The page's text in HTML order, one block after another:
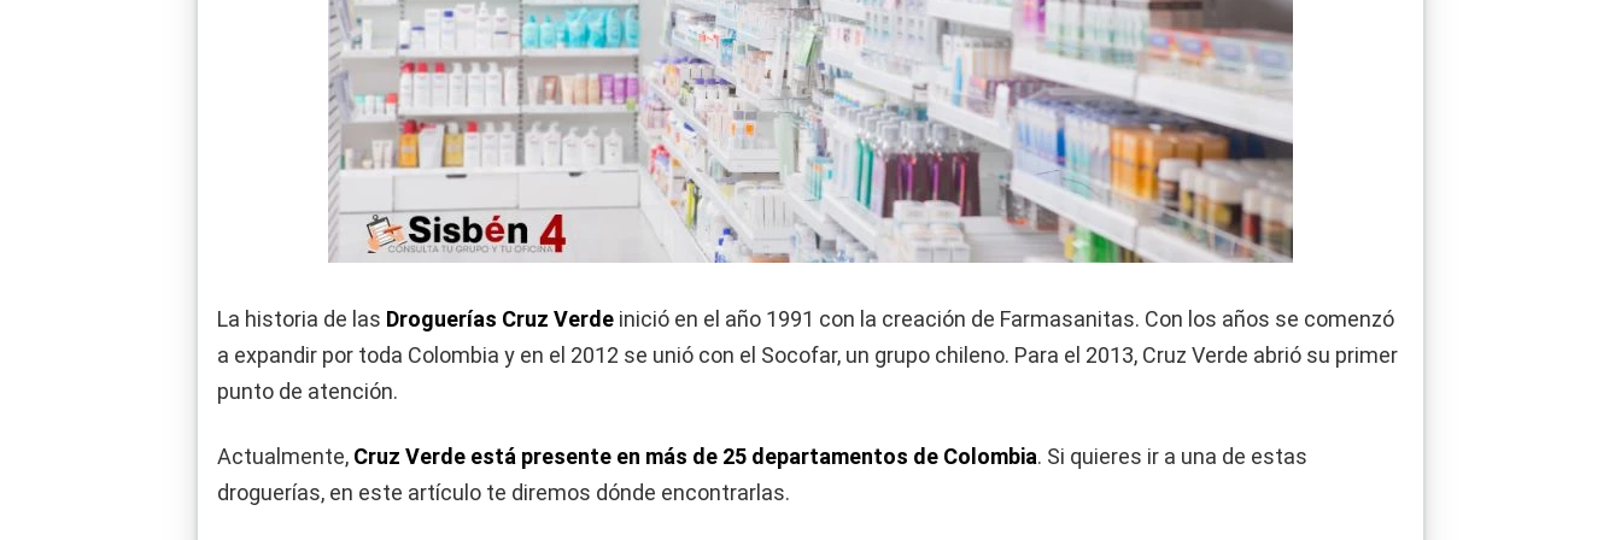
La historia de las Droguerías Cruz Verde inició en el año 1991 con la creación de Farmasanitas. Con los años se comenzó
a expandir por toda Colombia y en el 2012 se unió con el Socofar, un grupo chileno. Para el 2013, Cruz Verde abrió su primer
punto de atención.
Actualmente, Cruz Verde está presente en más de 25 departamentos de Colombia. Si quieres ir a una de estas
droguerías, en este artículo te diremos dónde encontrarlas.